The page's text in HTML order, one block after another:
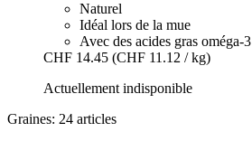
Naturel
Idéal lors de la mue
Avec des acides gras oméga-3
CHF 14.45 (CHF 11.12 / kg)
Actuellement indisponible
Graines: 24 articles